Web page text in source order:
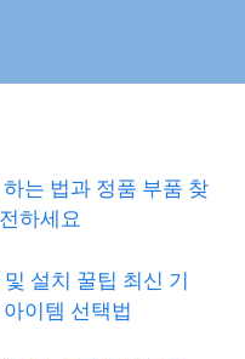
는 법과 정품 부품 찾
하세요
설치 꿀팁 최신 기
이템 선택법